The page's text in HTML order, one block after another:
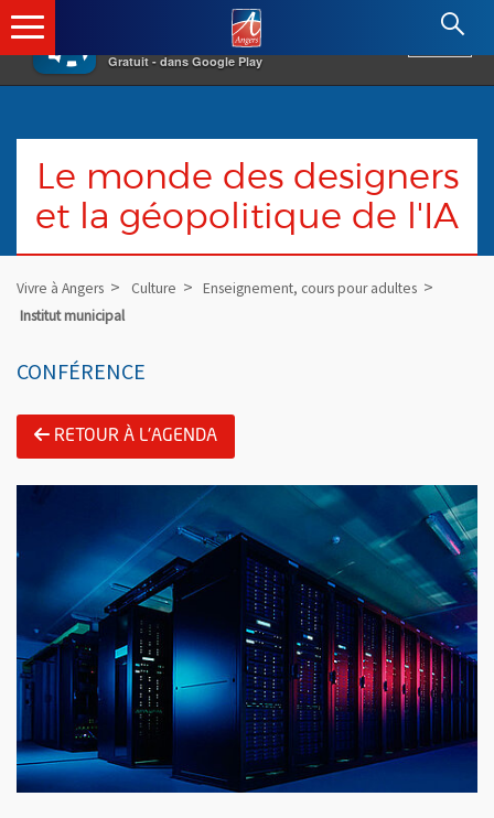
×
Gratuit - dans Google Play
Angers.fr : Retour à l'accueil
Le monde des designers
et la géopolitique de l'IA
Vivre à Angers Culture
Enseignement, cours pour adultes
Institut municipal
CONFÉRENCE
RETOUR À L'AGENDA